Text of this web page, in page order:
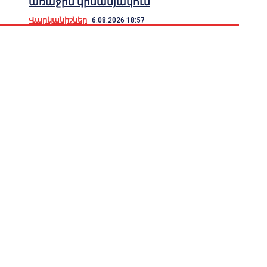
Վարկանիշներ 6.08.2026 18:57